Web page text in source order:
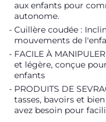
aux enfants pour
autonome.
Cuillère coudée :
mouvements de
FACILE À
et légère, conçue
enfants
PRODUITS DE
tasses, bavoirs et
avez besoin pour